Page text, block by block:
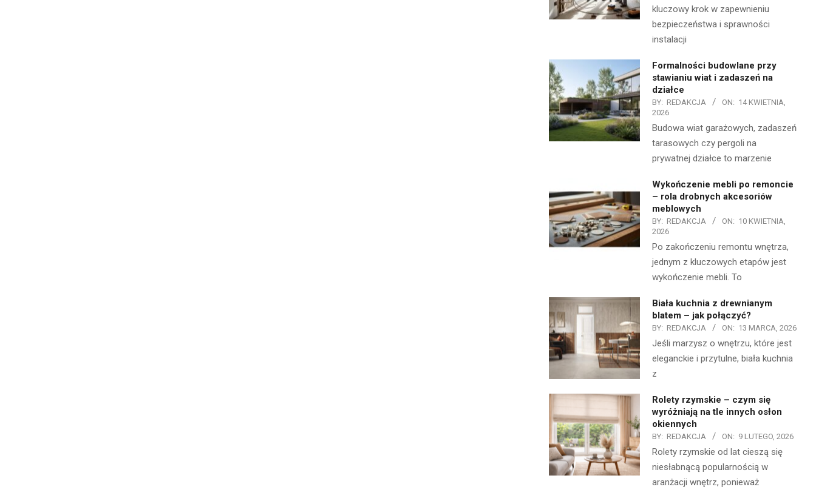
kluczowy krok w zapewnieniu
bezpieczeństwa i sprawności
instalacji
Formalności budowlane przy
stawianiu wiat i zadaszeń na
działce
BY: REDAKCJA ON: 14 KWIETNIA,
2026
Budowa wiat garażowych, zadaszeń
tarasowych czy pergoli na
prywatnej działce to marzenie
Wykończenie mebli po remoncie
– rola drobnych akcesoriów
meblowych
BY: REDAKCJA ON: 10 KWIETNIA,
2026
Po zakończeniu remontu wnętrza,
jednym z kluczowych etapów jest
wykończenie mebli. To
Biała kuchnia z drewnianym
blatem – jak połączyć?
BY: REDAKCJA ON: 13 MARCA, 2026
Jeśli marzysz o wnętrzu, które jest
eleganckie i przytulne, biała kuchnia
z
Rolety rzymskie – czym się
wyróżniają na tle innych osłon
okiennych
BY: REDAKCJA ON: 9 LUTEGO, 2026
Rolety rzymskie od lat cieszą się
niesłabnącą popularnością w
aranżacji wnętrz, ponieważ